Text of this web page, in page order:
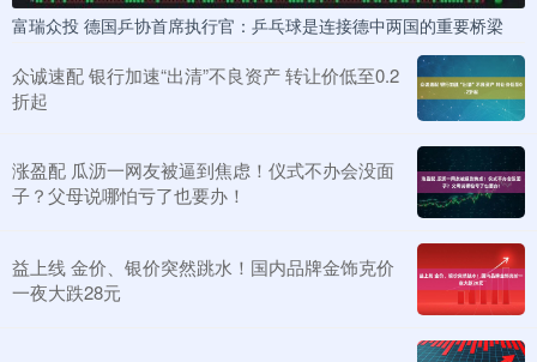
富瑞众投 德国乒协首席执行官：乒乓球是连接德中两国的重要桥梁
众诚速配 银行加速“出清”不良资产 转让价低至0.2
折起
涨盈配 瓜沥一网友被逼到焦虑！仪式不办会没面
子？父母说哪怕亏了也要办！
益上线 金价、银价突然跳水！国内品牌金饰克价
一夜大跌28元